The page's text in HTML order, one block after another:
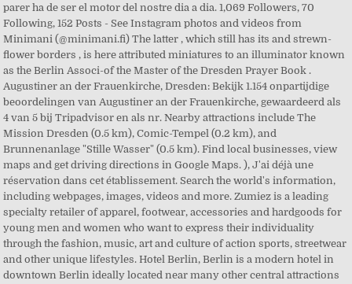
parer ha de ser el motor del nostre dia a dia. 1,069 Followers, 70
Following, 152 Posts - See Instagram photos and videos from
Minimani (@minimani.fi) The latter , which still has its and strewn-
flower borders , is here attributed miniatures to an illuminator known
as the Berlin Associ-of the Master of the Dresden Prayer Book .
Augustiner an der Frauenkirche, Dresden: Bekijk 1.154 onpartijdige
beoordelingen van Augustiner an der Frauenkirche, gewaardeerd als
4 van 5 bij Tripadvisor en als nr. Nearby attractions include The
Mission Dresden (0.5 km), Comic-Tempel (0.2 km), and
Brunnenanlage "Stille Wasser" (0.5 km). Find local businesses, view
maps and get driving directions in Google Maps. ), J'ai déjà une
réservation dans cet établissement. Search the world's information,
including webpages, images, videos and more. Zumiez is a leading
specialty retailer of apparel, footwear, accessories and hardgoods for
young men and women who want to express their individuality
through the fashion, music, art and culture of action sports, streetwear
and other unique lifestyles. Hotel Berlin, Berlin is a modern hotel in
downtown Berlin ideally located near many other central attractions